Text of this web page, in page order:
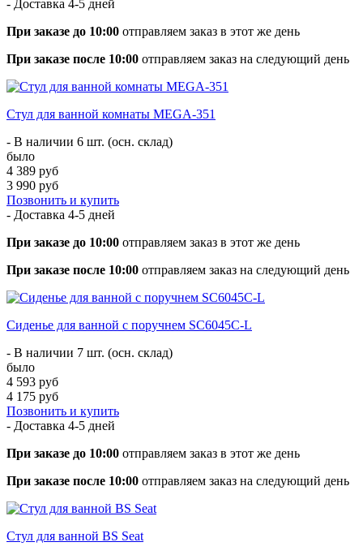
- Доставка 4-5 дней
При заказе до 10:00 отправляем заказ в этот же день
При заказе после 10:00 отправляем заказ на следующий день
Стул для ванной комнаты MEGA-351
- В наличии 6 шт. (осн. склад)
было
4 389 руб
3 990 руб
Позвонить и купить
- Доставка 4-5 дней
При заказе до 10:00 отправляем заказ в этот же день
При заказе после 10:00 отправляем заказ на следующий день
Сиденье для ванной с поручнем SC6045C-L
- В наличии 7 шт. (осн. склад)
было
4 593 руб
4 175 руб
Позвонить и купить
- Доставка 4-5 дней
При заказе до 10:00 отправляем заказ в этот же день
При заказе после 10:00 отправляем заказ на следующий день
Стул для ванной BS Seat